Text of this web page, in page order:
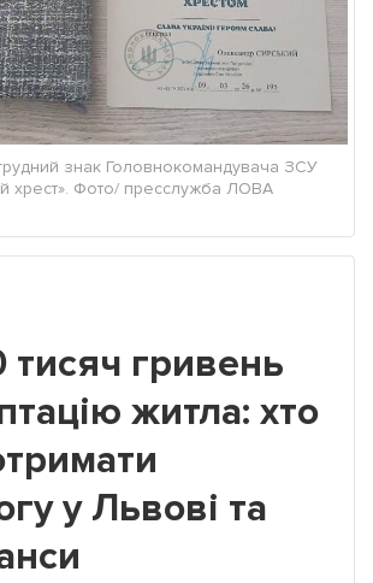
знак Головнокомандувача ЗСУ
хрест». Фото/ пресслужба ЛОВА
гривень
житла: хто
у Львові та